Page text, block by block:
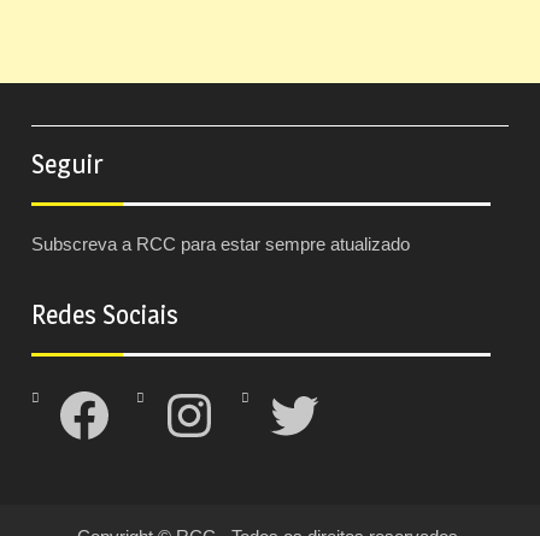
Seguir
Subscreva a RCC para estar sempre atualizado
Redes Sociais
Facebook Instagram Twitter